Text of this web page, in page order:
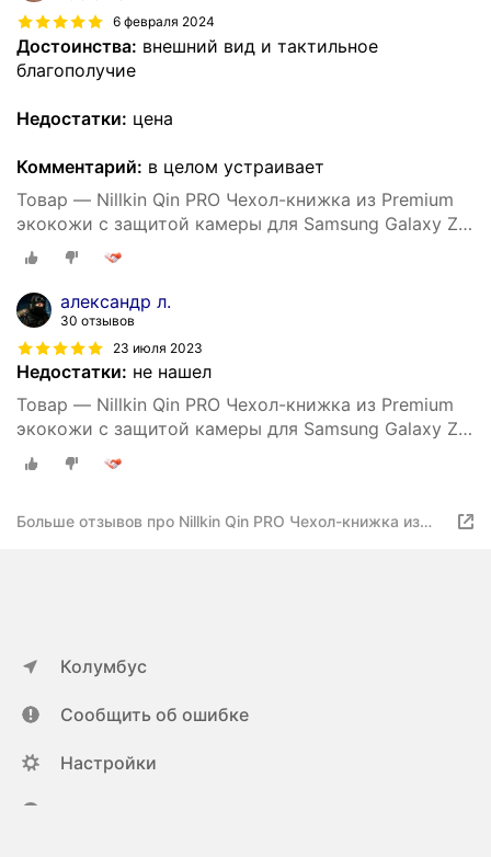
6 февраля 2024
Достоинства: внешний вид и тактильное
благополучие
Недостатки: цена
Комментарий: в целом устраивает
Товар — Nillkin Qin PRO Чехол-книжка из Premium
экокожи с защитой камеры для Samsung Galaxy Z
Fold 3
александр л.
30 отзывов
23 июля 2023
Недостатки: не нашел
Товар — Nillkin Qin PRO Чехол-книжка из Premium
экокожи с защитой камеры для Samsung Galaxy Z
Fold 3
Больше отзывов про Nillkin Qin PRO Чехол-книжка из
Колумбус
Сообщить об ошибке
Настройки